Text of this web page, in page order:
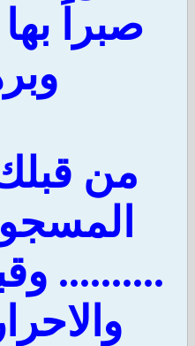
صبراً
من
..........